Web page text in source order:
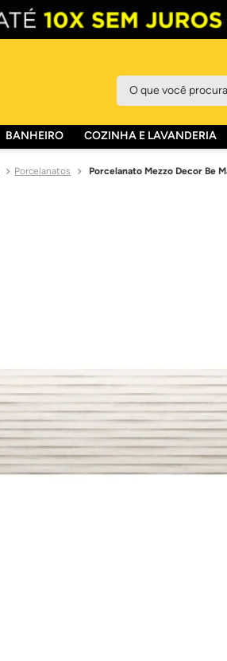
O que você procura?
BANHEIRO COZINHA E LAVANDERIA
Porcelanatos Porcelanato Mezzo Decor Be